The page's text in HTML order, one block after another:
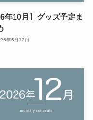
年10月】グッズ予定ま
年5月13日